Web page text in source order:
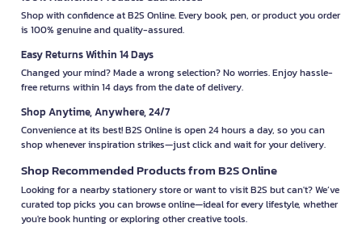
Shop with confidence at B2S Online. Every book, pen, or product you order
is 100% genuine and quality-assured.
Easy Returns Within 14 Days
Changed your mind? Made a wrong selection? No worries. Enjoy hassle-
free returns within 14 days from the date of delivery.
Shop Anytime, Anywhere, 24/7
Convenience at its best! B2S Online is open 24 hours a day, so you can
shop whenever inspiration strikes—just click and wait for your delivery.
Shop Recommended Products from B2S Online
Looking for a nearby stationery store or want to visit B2S but can't? We’ve
curated top picks you can browse online—ideal for every lifestyle, whether
you're book hunting or exploring other creative tools.